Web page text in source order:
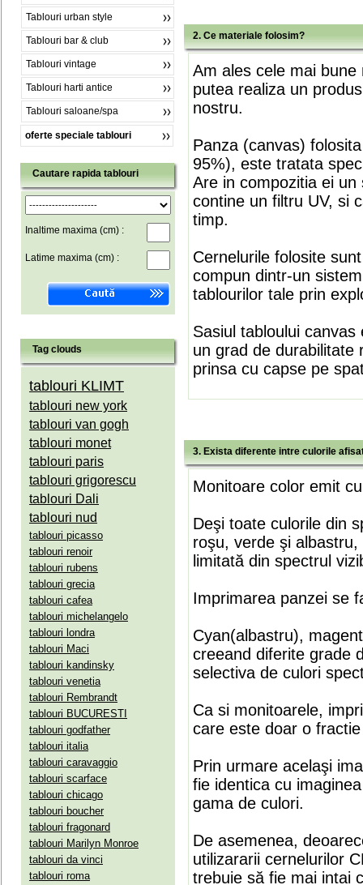
Tablouri urban style
Tablouri bar & club
Tablouri vintage
Tablouri harti antice
Tablouri saloane/spa
oferte speciale tablouri
Cautare rapida tablouri
Inaltime maxima (cm) :
Latime maxima (cm) :
Tag clouds
tablouri KLIMT
tablouri new york
tablouri van gogh
tablouri monet
tablouri paris
tablouri grigorescu
tablouri Dali
tablouri nud
tablouri picasso
tablouri renoir
tablouri rubens
tablouri grecia
tablouri cafea
tablouri michelangelo
tablouri londra
tablouri Maci
tablouri kandinsky
tablouri venetia
tablouri Rembrandt
tablouri BUCURESTI
tablouri godfather
tablouri italia
tablouri caravaggio
tablouri scarface
tablouri chicago
tablouri boucher
tablouri fragonard
tablouri Marilyn Monroe
tablouri da vinci
tablouri roma
2. Ce materiale folosim?
Am ales cele mai
putea realiza un
nostru.
Panza (canvas)
95%), este tratata
Are in compozitia ei
contine un filtru UV, si
timp.
Cernelurile folosite
compun dintr-un
tablourilor tale prin
Sasiul tabloului
un grad de durabilitate
prinsa cu capse pe
3. Exista diferente intre culorile
Monitoare color emit
Deşi toate culorile din
roşu, verde şi
limitată din spectrul
Imprimarea panzei se
Cyan(albastru),
creeand diferite grade
selectiva de culori
Ca si monitoarele,
care este doar o
Prin urmare acelaşi
fie identica cu
gama de culori.
De asemenea,
utilizararii cernelurilor
trebuie să fie mai intai